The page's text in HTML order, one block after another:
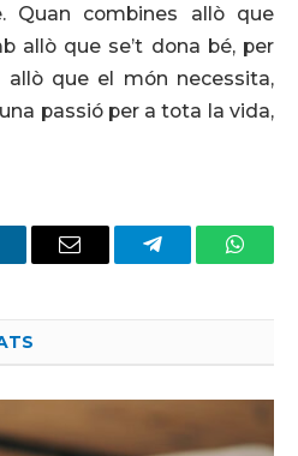
Quan combines allò que
allò que se’t dona bé, per
que el món necessita,
passió per a tota la vida,
Email Telegram